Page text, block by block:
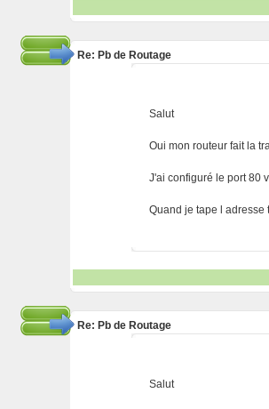
Re: Pb de Routage
Salut
Oui mon routeur fait la
J'ai configuré le port 80
Quand je tape l adresse
Re: Pb de Routage
Salut